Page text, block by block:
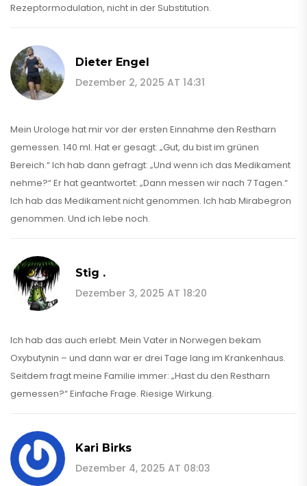
Rezeptormodulation, nicht in der Substitution.
Dieter Engel
Dezember 2, 2025 AT 14:31
Mein Urologe hat mir vor der ersten Einnahme den Restharn
gemessen. 140 ml. Hat er gesagt: „Gut, du bist im grünen
Bereich.“ Ich hab dann gefragt: „Und wenn ich das Medikament
nehme?“ Er hat geantwortet: „Dann messen wir nach 7 Tagen.“
Ich hab das Medikament nicht genommen. Ich hab Mirabegron
genommen. Und ich lebe noch.
Stig .
Dezember 3, 2025 AT 18:20
Ich hab das auch erlebt. Mein Vater in Norwegen bekam
Oxybutynin – und dann war er drei Tage lang im Krankenhaus.
Seitdem fragt meine Familie immer: „Hast du den Restharn
gemessen?“ Einfache Frage. Riesige Wirkung.
Kari Birks
Dezember 4, 2025 AT 08:03